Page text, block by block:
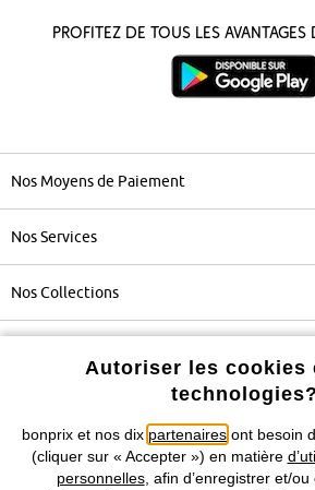
Profitez de tous les avantages
Nos Moyens de Paiement
Nos Services
Nos Collections
Retrouvez bonprix
Autoriser les cookies
technologies?
bonprix et nos dix partenaires ont besoin
(cliquer sur « Accepter ») en matière
personnelles, afin d’enregistrer et/